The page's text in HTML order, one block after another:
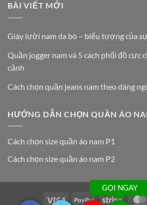
BÀI VIẾT MỚI
Giày lười nam da bò – biểu tượng của
Quần jogger nam và 5 cách phối đồ cực
cảnh
Cách chọn quần jeans nam theo dáng
HƯỚNG DẪN CHỌN QUẦN ÁO
Cách chọn size quần áo nam P1
Cách chọn size quần áo nam P2
Visa PayPal Stripe
GỌI NGAY